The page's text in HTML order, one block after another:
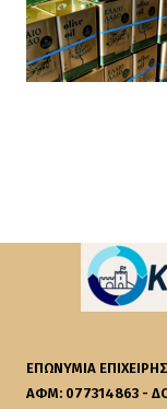
ΕΠΩΝΥΜΙΑ
ΑΦΜ: 077314863 -